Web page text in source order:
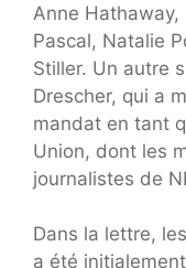
Anne Hathaway,
Pascal, Natalie
Stiller. Un autre
Drescher, qui a
mandat en tant
Union, dont les
journalistes de
Dans la lettre,
a été